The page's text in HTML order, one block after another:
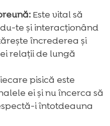
Este vital să
te și interacționând
încrederea și
relații de lungă
pisică este
ei și nu încerca să
i întotdeauna